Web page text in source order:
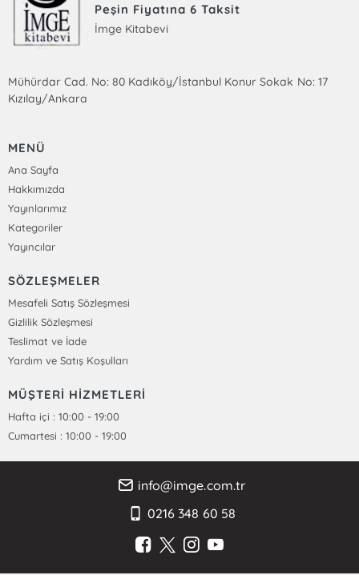
Peşin Fiyatına 6 Taksit
İmge Kitabevi
Mühürdar Cad. No: 80 Kadıköy/İstanbul Konur Sokak No: 17
Kızılay/Ankara
MENÜ
Ana Sayfa
Hakkımızda
Yayınlarımız
Kategoriler
Yayıncılar
SÖZLEŞMELER
Mesafeli Satış Sözleşmesi
Gizlilik Sözleşmesi
Teslimat ve İade
Yardım ve Satış Koşulları
MÜŞTERİ HİZMETLERİ
Hafta içi : 10:00 - 19:00
Cumartesi : 10:00 - 19:00
info@imge.com.tr
0216 348 60 58